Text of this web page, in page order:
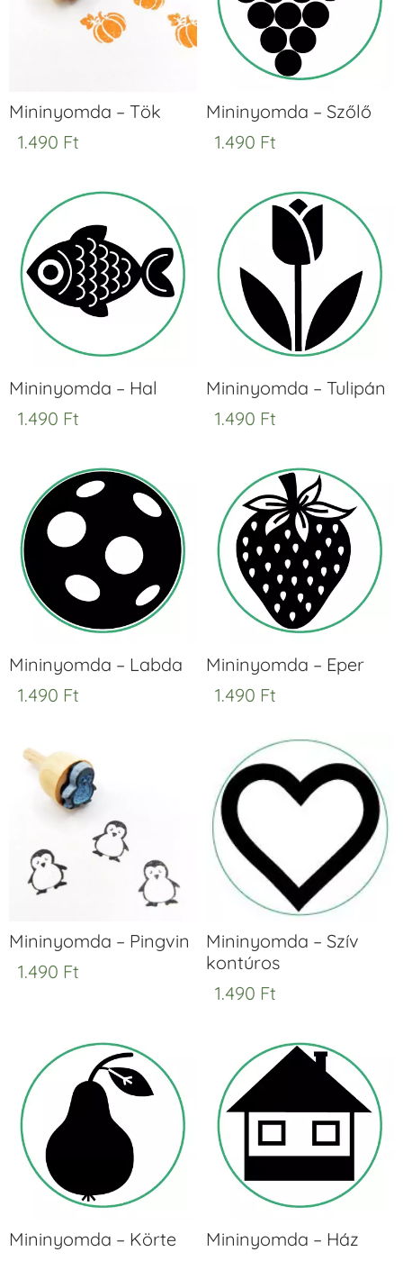
Mininyomda – Tök
1.490 Ft
Mininyomda – Szőlő
1.490 Ft
Mininyomda – Hal
1.490 Ft
Mininyomda – Tulipán
1.490 Ft
Mininyomda – Labda
1.490 Ft
Mininyomda – Eper
1.490 Ft
Mininyomda – Pingvin
1.490 Ft
Mininyomda – Szív
kontúros
1.490 Ft
Mininyomda – Körte
Mininyomda – Ház